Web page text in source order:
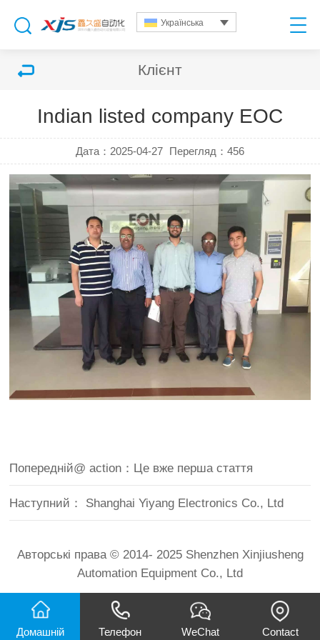
Українська
Клієнт
Indian listed company EOC
Дата：2025-04-27 Перегляд： 456
Попередній@ action： Це вже перша стаття
Наступний： Shanghai Yiyang Electronics Co., Ltd
Авторські права © 2014- 2025 Shenzhen Xinjiusheng
Automation Equipment Co., Ltd
Домашній Телефон WeChat Contact